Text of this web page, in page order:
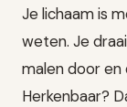
Je lichaam is
weten. Je
malen door
Herkenbaar?